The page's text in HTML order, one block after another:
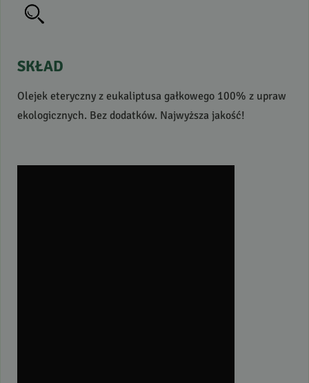
SKŁAD
Olejek eteryczny z eukaliptusa gałkowego 100% z upraw
ekologicznych. Bez dodatków. Najwyższa jakość!